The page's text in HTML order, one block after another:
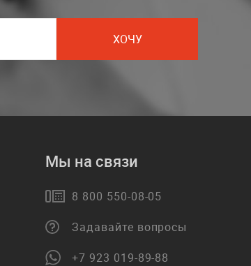
ХОЧУ
Мы на связи
8 800 550-08-05
Задавайте вопросы
+7 923 019-89-88